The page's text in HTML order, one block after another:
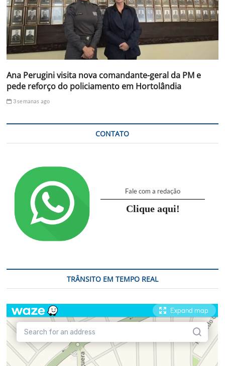
Ana Perugini visita nova comandante-geral da PM e
pede reforço do policiamento em Hortolândia
3 semanas ago
CONTATO
Fale com a redação
Clique aqui!
TRÂNSITO EM TEMPO REAL